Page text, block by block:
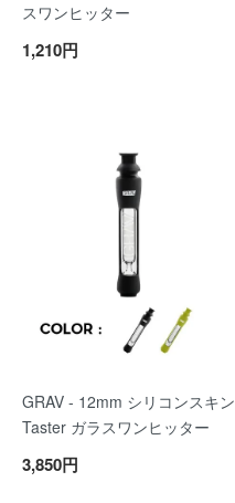
スワンヒッター
1,210円
GRAV - 12mm シリコンスキン
Taster ガラスワンヒッター
3,850円